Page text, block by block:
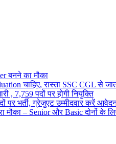
बनने का मौका
चाहिए, रास्ता SSC CGL से
, 7,759 पदों पर होगी नियुक्ति
पर भर्ती, ग्रेजुएट उम्मीदवार करें
– Senior और Basic दोनों के